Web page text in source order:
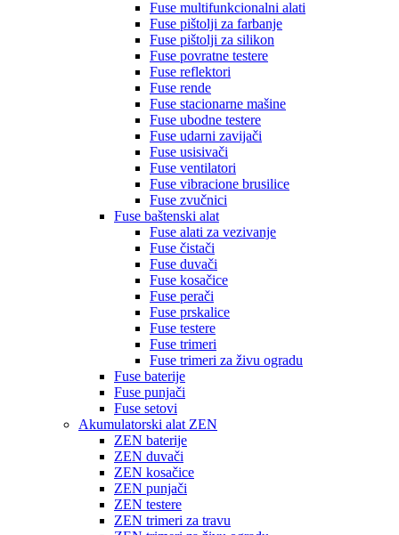
Fuse multifunkcionalni alati
Fuse pištolji za farbanje
Fuse pištolji za silikon
Fuse povratne testere
Fuse reflektori
Fuse rende
Fuse stacionarne mašine
Fuse ubodne testere
Fuse udarni zavijači
Fuse usisivači
Fuse ventilatori
Fuse vibracione brusilice
Fuse zvučnici
Fuse baštenski alat
Fuse alati za vezivanje
Fuse čistači
Fuse duvači
Fuse kosačice
Fuse perači
Fuse prskalice
Fuse testere
Fuse trimeri
Fuse trimeri za živu ogradu
Fuse baterije
Fuse punjači
Fuse setovi
Akumulatorski alat ZEN
ZEN baterije
ZEN duvači
ZEN kosačice
ZEN punjači
ZEN testere
ZEN trimeri za travu